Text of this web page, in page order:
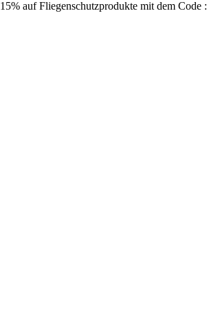
15% auf Fliegenschutzprodukte mit dem Code :